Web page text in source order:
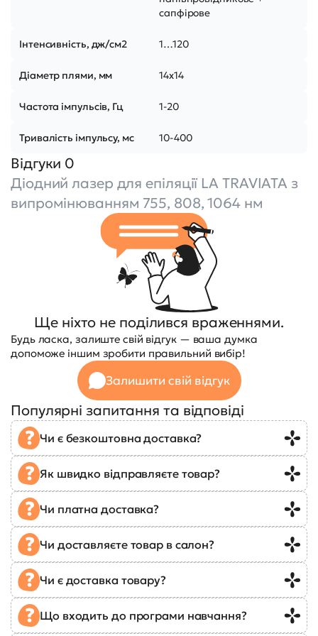
сапфірове
Інтенсивність, дж/см2 1…120
Діаметр плями, мм 14x14
Частота імпульсів, Гц 1-20
Тривалість імпульсу, мс 10-400
Відгуки 0
Діодний лазер для епіляції LA TRAVIATA з
випромінюванням 755, 808, 1064 нм
Ще ніхто не поділився враженнями.
Будь ласка, залиште свій відгук — ваша думка
допоможе іншим зробити правильний вибір!
Залишити свій відгук
Популярні запитання та відповіді
Чи є безкоштовна доставка?
Як швидко відправляєте товар?
Чи платна доставка?
Чи доставляєте товар в салон?
Чи є доставка товару?
Що входить до програми навчання?